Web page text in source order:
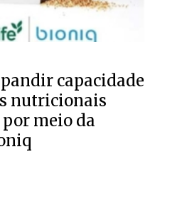
capacidade
nutricionais
meio da